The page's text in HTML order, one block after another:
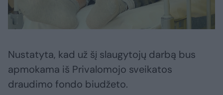
Nustatyta, kad už šį slaugytojų darbą bus
apmokama iš Privalomojo sveikatos
draudimo fondo biudžeto.